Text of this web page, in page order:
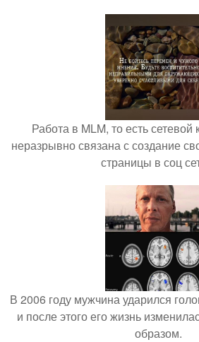
Работа в MLM, то есть
неразрывно связана с создание
страницы в соц
В 2006 году мужчина ударился
и после этого его жизнь
образом.